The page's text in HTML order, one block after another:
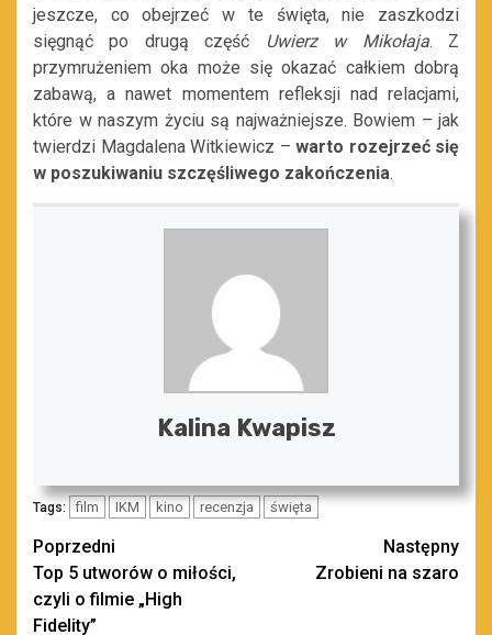
jeszcze, co obejrzeć w te święta, nie zaszkodzi
sięgnąć po drugą część
Uwierz w Mikołaja. Z
przymrużeniem oka może się okazać całkiem dobrą
zabawą, a nawet momentem refleksji nad relacjami,
które w naszym życiu są najważniejsze. Bowiem – jak
twierdzi Magdalena Witkiewicz – warto rozejrzeć się
w poszukiwaniu szczęśliwego zakończenia.
Kalina Kwapisz
Tags: film IKM kino recenzja święta
Zobacz
wpisy
Poprzedni
Top 5 utworów o miłości,
czyli o filmie „High
Fidelity”
Następny
Zrobieni na szaro